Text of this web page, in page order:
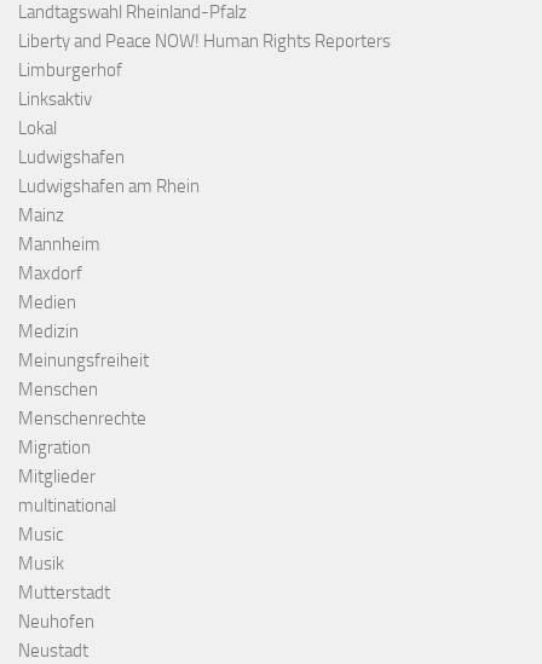
Landtagswahl Rheinland-Pfalz
Liberty and Peace NOW! Human Rights Reporters
Limburgerhof
Linksaktiv
Lokal
Ludwigshafen
Ludwigshafen am Rhein
Mainz
Mannheim
Maxdorf
Medien
Medizin
Meinungsfreiheit
Menschen
Menschenrechte
Migration
Mitglieder
multinational
Music
Musik
Mutterstadt
Neuhofen
Neustadt